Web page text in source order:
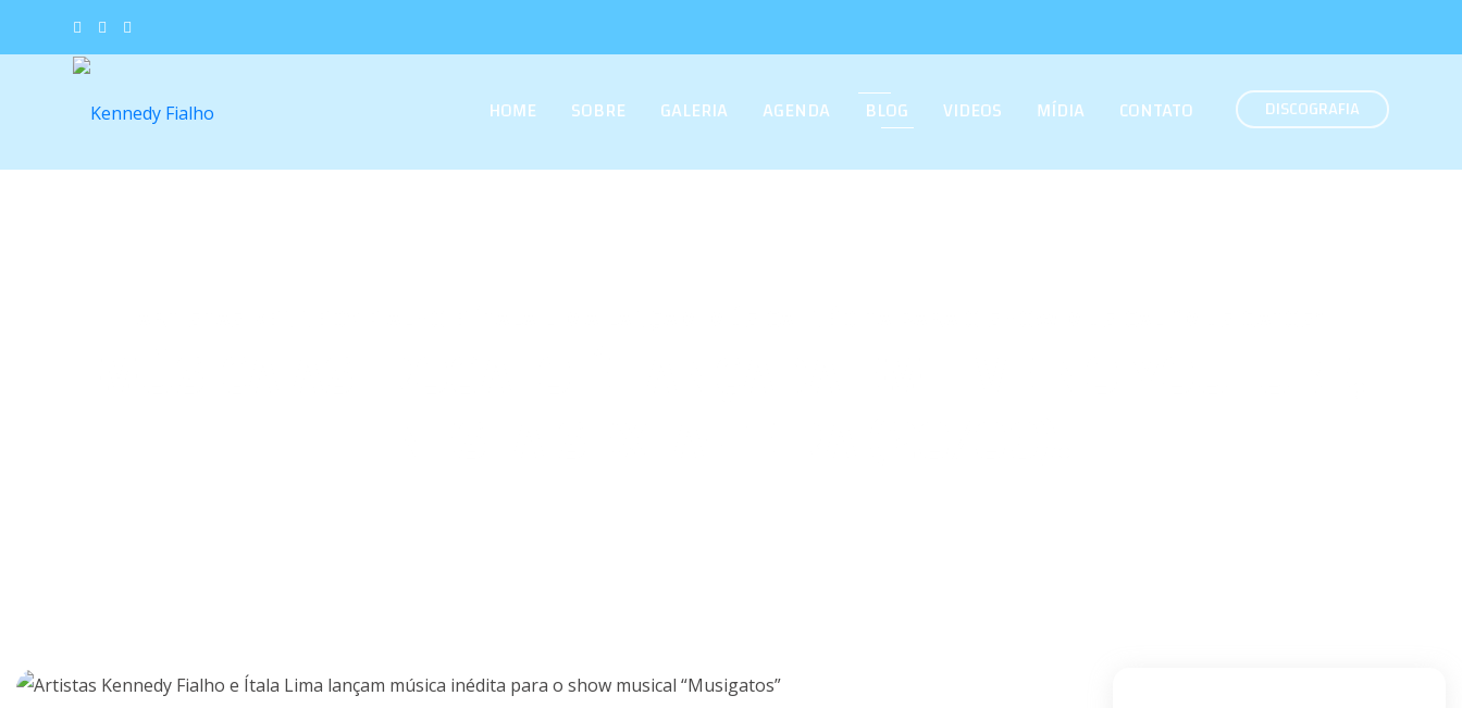
HOME SOBRE GALERIA AGENDA BLOG VIDEOS MÍDIA CONTATO DISCOGRAFIA